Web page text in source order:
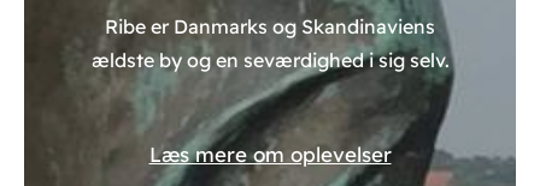
Ribe er Danmarks og Skandinaviens
ældste by og en seværdighed i sig selv.
Læs mere om oplevelser